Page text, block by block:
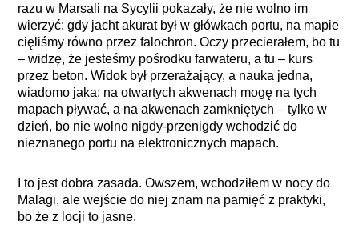
razu w Marsali na Sycylii pokazały, że nie wolno im
wierzyć: gdy jacht akurat był w główkach portu, na mapie
cięliśmy równo przez falochron. Oczy przecierałem, bo tu
– widzę, że jesteśmy pośrodku farwateru, a tu – kurs
przez beton. Widok był przerażający, a nauka jedna,
wiadomo jaka: na otwartych akwenach mogę na tych
mapach pływać, a na akwenach zamkniętych – tylko w
dzień, bo nie wolno nigdy-przenigdy wchodzić do
nieznanego portu na elektronicznych mapach.
I to jest dobra zasada. Owszem, wchodziłem w nocy do
Malagi, ale wejście do niej znam na pamięć z praktyki,
bo że z locji to jasne.